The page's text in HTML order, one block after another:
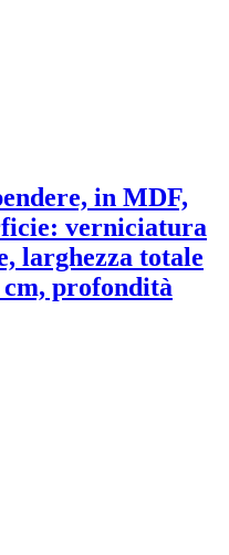
in MDF,
verniciatura
larghezza totale
cm, profondità